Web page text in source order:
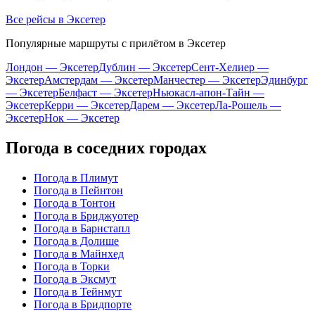
Все рейсы в Эксетер
Популярные маршруты с прилётом в Эксетер
Лондон — ЭксетерДублин — ЭксетерСент-Хелиер —
ЭксетерАмстердам — ЭксетерМанчестер — ЭксетерЭдинбург
— ЭксетерБелфаст — ЭксетерНьюкасл-апон-Тайн —
ЭксетерКерри — ЭксетерДарем — ЭксетерЛа-Рошель —
ЭксетерНок — Эксетер
Погода в соседних городах
Погода в Плимут
Погода в Пейнтон
Погода в Тонтон
Погода в Бриджуотер
Погода в Барнстапл
Погода в Долише
Погода в Майнхед
Погода в Торки
Погода в Эксмут
Погода в Тейнмут
Погода в Бридпорте